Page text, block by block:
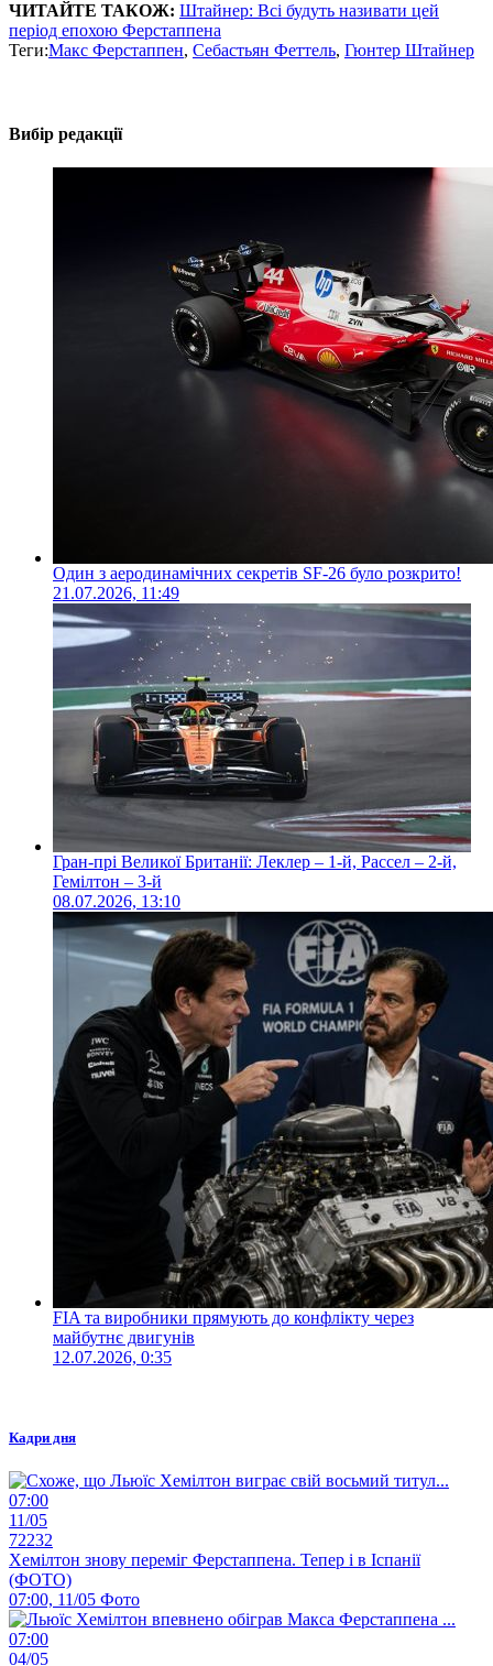
ЧИТАЙТЕ ТАКОЖ: Штайнер: Всі будуть називати цей
період епохою Ферстаппена
Теги:Макс Ферстаппен, Себастьян Феттель, Гюнтер Штайнер
Вибір редакції
Один з аеродинамічних секретів SF-26 було розкрито!
21.07.2026, 11:49
Гран-прі Великої Британії: Леклер – 1-й, Рассел – 2-й,
Гемілтон – 3-й
08.07.2026, 13:10
FIA та виробники прямують до конфлікту через
майбутнє двигунів
12.07.2026, 0:35
Кадри дня
07:00
11/05
72232
Хемілтон знову переміг Ферстаппена. Тепер і в Іспанії
(ФОТО)
07:00, 11/05 Фото
07:00
04/05